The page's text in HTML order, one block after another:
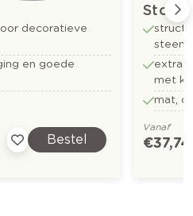
decoratieve
en goede
Bestel
Stone
extra
met
mat,
Vanaf
€ 37,74